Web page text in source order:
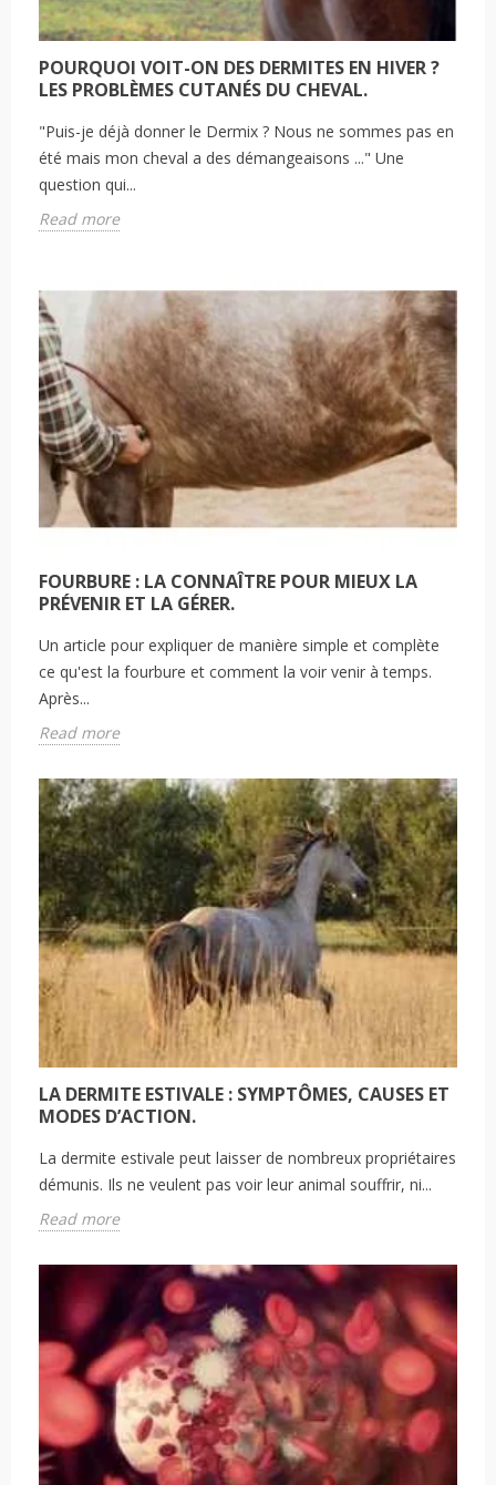
POURQUOI VOIT-ON DES DERMITES EN HIVER ?
LES PROBLÈMES CUTANÉS DU CHEVAL.
"Puis-je déjà donner le Dermix ? Nous ne sommes pas en
été mais mon cheval a des démangeaisons ..." Une
question qui...
Read more
FOURBURE : LA CONNAÎTRE POUR MIEUX LA
PRÉVENIR ET LA GÉRER.
Un article pour expliquer de manière simple et complète
ce qu'est la fourbure et comment la voir venir à temps.
Après...
Read more
LA DERMITE ESTIVALE : SYMPTÔMES, CAUSES ET
MODES D’ACTION.
La dermite estivale peut laisser de nombreux propriétaires
démunis. Ils ne veulent pas voir leur animal souffrir, ni...
Read more